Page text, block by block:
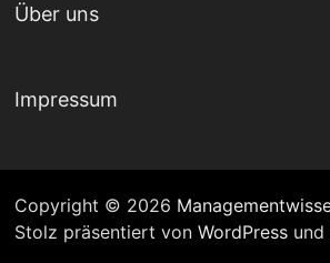
Über uns
Impressum
Copyright © 2026
Stolz präsentiert vonWordPress und